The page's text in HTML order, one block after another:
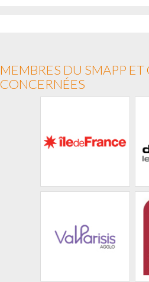
MEMBRES DU SMAPP
CONCERNÉES